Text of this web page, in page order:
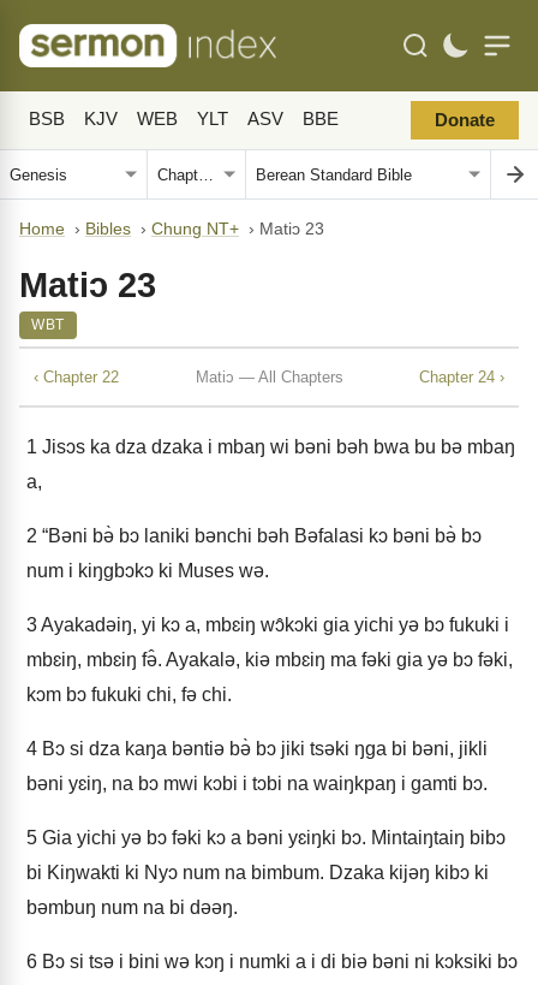
BSB KJV WEB YLT ASV BBE Donate
Home › Bibles › Chung NT+ › Matiɔ 23
Matiɔ 23
WBT
‹ Chapter 22 Matiɔ — All Chapters Chapter 24 ›
1 Jisɔs ka dza dzaka i mbaŋ wi bəni bəh bwa bu bə mbaŋ
a,
2 “Bəni bə̀ bɔ laniki bənchi bəh Bəfalasi kɔ bəni bə̀ bɔ
num i kiŋgbɔkɔ ki Muses wə.
3Ayakadəiŋ, yi kɔ a, mbɛiŋ wɔ̂kɔki gia yichi yə bɔ fukuki i
mbɛiŋ, mbɛiŋ fə̂. Ayakalə, kiə mbɛiŋ ma fəki gia yə bɔ fəki,
kɔm bɔ fukuki chi, fə chi.
4 Bɔ si dza kaŋa bəntiə bə̀ bɔ jiki tsəki ŋga bi bəni, jikli
bəni yɛiŋ, na bɔ mwi kɔbi i tɔbi na waiŋkpaŋ i gamti bɔ.
5 Gia yichi yə bɔ fəki kɔ a bəni yɛiŋki bɔ. Mintaiŋtaiŋ bibɔ
bi Kiŋwakti ki Nyɔ num na bimbum. Dzaka kijəŋ kibɔ ki
bəmbuŋ num na bi dəəŋ.
6 Bɔ si tsə i bini wə kɔŋ i numki a i di biə bəni ni kɔksiki bɔ